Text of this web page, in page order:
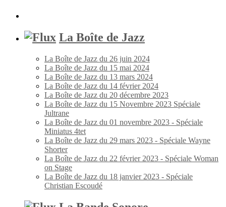
La Boîte de Jazz
La Boîte de Jazz du 26 juin 2024
La Boîte de Jazz du 15 mai 2024
La Boîte de Jazz du 13 mars 2024
La Boîte de Jazz du 14 février 2024
La Boîte de Jazz du 20 décembre 2023
La Boîte de Jazz du 15 Novembre 2023 Spéciale
Jultrane
La Boîte de Jazz du 01 novembre 2023 - Spéciale
Miniatus 4tet
La Boîte de Jazz du 29 mars 2023 - Spéciale Wayne
Shorter
La Boîte de Jazz du 22 février 2023 - Spéciale Woman
on Stage
La Boîte de Jazz du 18 janvier 2023 - Spéciale
Christian Escoudé